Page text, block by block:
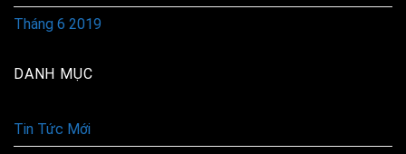
Tháng 6 2019
DANH MỤC
Tin Tức Mới